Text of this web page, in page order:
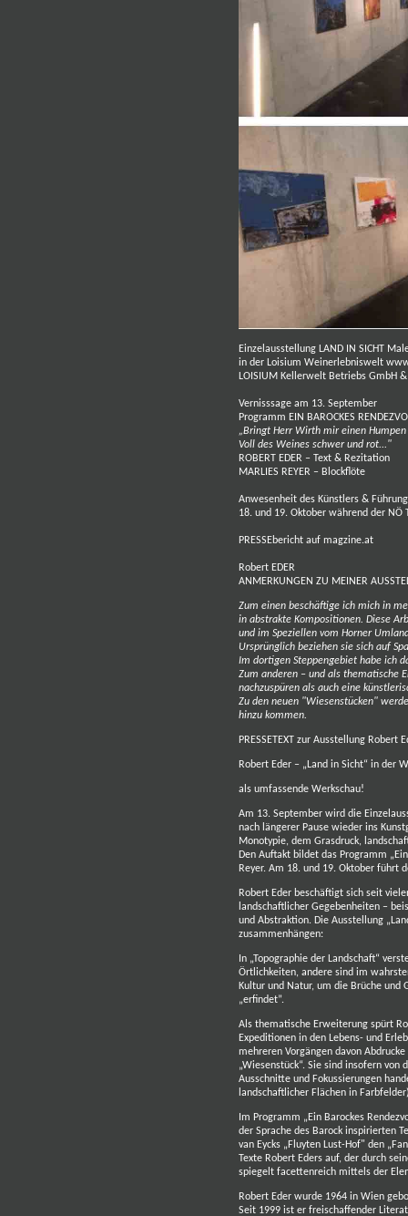
Einzelausstellung LAND IN SICHT
in der Loisium Weinerlebniswelt
LOISIUM Kellerwelt Betriebs GmbH
Vernisssage am 13. September
Programm EIN BAROCKES
„Bringt Herr Wirth mir einen Humpen
Voll des Weines schwer und rot..."
ROBERT EDER – Text & Rezitation
MARLIES REYER – Blockflöte
Anwesenheit des Künstlers &
18. und 19. Oktober während der NÖ
PRESSEbericht auf magzine.at
Robert EDER
ANMERKUNGEN ZU MEINER
Zum einen beschäftige ich mich in
in abstrakte Kompositionen. Diese
und im Speziellen vom Horner
Ursprünglich beziehen sie sich auf
Im dortigen Steppengebiet habe ich
Zum anderen – und als thematische
nachzuspüren als auch eine
Zu den neuen "Wiesenstücken"
hinzu kommen.
PRESSETEXT zur Ausstellung Robert
Robert Eder – „Land in Sicht“ in der
als umfassende Werkschau!
Am 13. September wird die
nach längerer Pause wieder ins
Monotypie, dem Grasdruck,
Den Auftakt bildet das Programm
Reyer. Am 18. und 19. Oktober führt
Robert Eder beschäftigt sich seit
landschaftlicher Gegebenheiten –
und Abstraktion. Die Ausstellung
zusammenhängen:
In „Topographie der Landschaft“
Örtlichkeiten, andere sind im
Kultur und Natur, um die Brüche und
„erfindet”.
Als thematische Erweiterung spürt
Expeditionen in den Lebens- und
mehreren Vorgängen davon
„Wiesenstück“. Sie sind insofern
Ausschnitte und Fokussierungen
landschaftlicher Flächen in
Im Programm „Ein Barockes
der Sprache des Barock inspirierten
van Eycks „Fluyten Lust-Hof" den
Texte Robert Eders auf, der durch
spiegelt facettenreich mittels der
Robert Eder wurde 1964 in Wien
Seit 1999 ist er freischaffender